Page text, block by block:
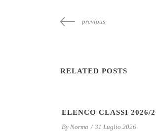
previous
RELATED POSTS
ELENCO CLASSI 2026/
By Norma 31 Luglio 2026